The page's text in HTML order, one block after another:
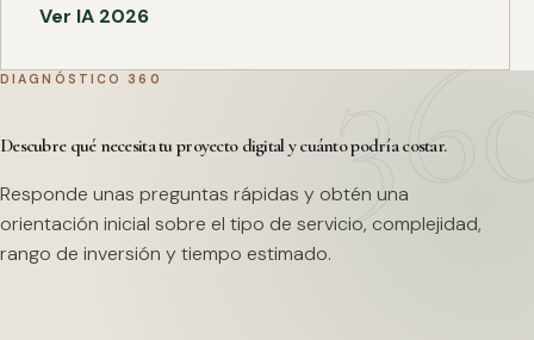
Ver IA 2026
DIAGNÓSTICO 360
Descubre qué necesita tu proyecto digital y cuánto podría costar.
Responde unas preguntas rápidas y obtén una
orientación inicial sobre el tipo de servicio, complejidad,
rango de inversión y tiempo estimado.